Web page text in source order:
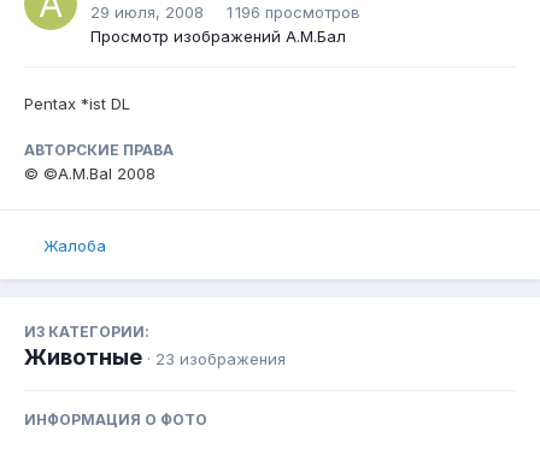
29 июля, 2008
1 196 просмотров
Просмотр изображений А.М.Бал
Pentax *ist DL
АВТОРСКИЕ ПРАВА
© ©A.M.Bal 2008
Жалоба
ИЗ КАТЕГОРИИ:
Животные · 23 изображения
ИНФОРМАЦИЯ О ФОТО